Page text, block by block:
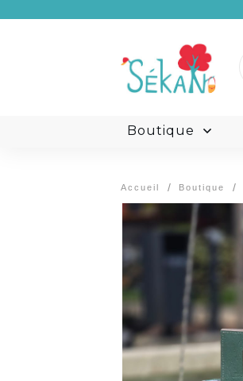
Boutique
Accueil / Boutique /